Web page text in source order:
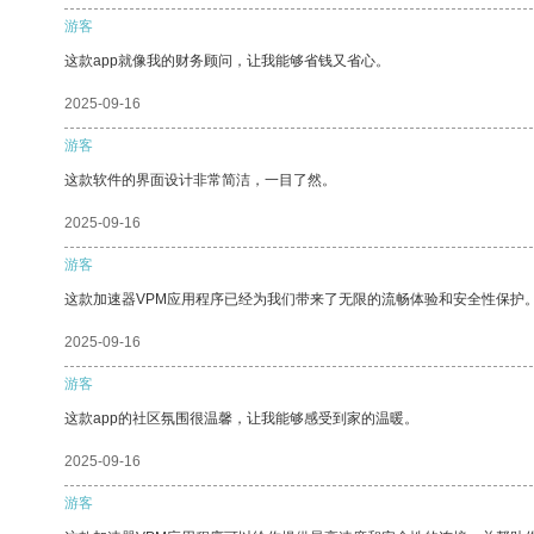
游客
这款app就像我的财务顾问，让我能够省钱又省心。
2025-09-16
游客
这款软件的界面设计非常简洁，一目了然。
2025-09-16
游客
这款加速器VPM应用程序已经为我们带来了无限的流畅体验和安全性保护
2025-09-16
游客
这款app的社区氛围很温馨，让我能够感受到家的温暖。
2025-09-16
游客